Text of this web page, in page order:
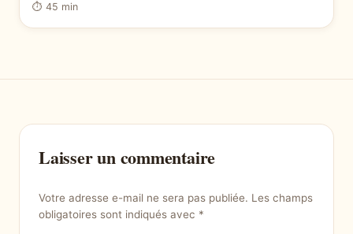
⏱ 45 min
Laisser un commentaire
Votre adresse e-mail ne sera pas publiée. Les champs
obligatoires sont indiqués avec *